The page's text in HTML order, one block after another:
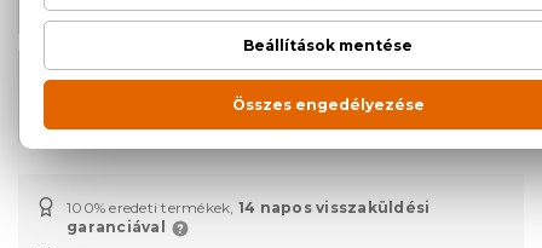
Volumennövelő hajlakk 100 ml
AKCIÓ
Echos Look Volumaster
Volumennövelő hajlakk 500 ml
100% eredeti termékek, 14 napos visszaküldési
garanciával